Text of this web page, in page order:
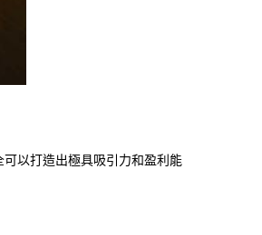
以打造出極具吸引力和盈利能